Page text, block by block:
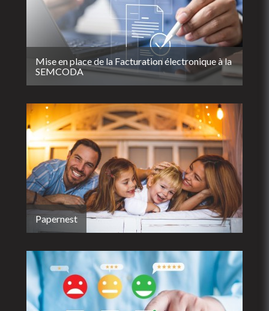
Mise en place de la Facturation électronique à la
SEMCODA
Papernest